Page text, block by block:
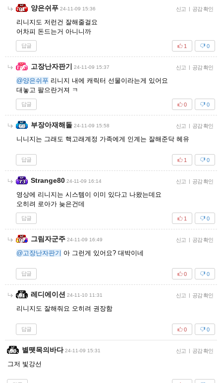
양은쉬푸 24-11-09 15:36 신고 | 공감 확인
리니지도 저런건 잘해줄걸요
어차피 돈드는거 아니니까
답글 0
1
고장난자판기 24-11-09 15:37 신고 | 공감 확인
@양은쉬푸 리니지 내에 캐릭터 선물이라는게 있어요
대놓고 팔으란거져 ㅋ
답글 0
0
부장아재해돌 24-11-09 15:58 신고 | 공감 확인
니니지는 그래도 핵고래계정 가족에게 인계는 잘해준닥 헤유
답글 0
1
Strange80 24-11-09 16:14 신고 | 공감 확인
영상에 리니지는 시스템이 이미 있다고 나왔는데요
오히려 로아가 늦은건데
답글 0
1
그림자군주 24-11-09 16:49 신고 | 공감 확인
@고장난자판기 아 그런게 있어요? 대박이네
답글 0
0
레디에이션 24-11-10 11:31 신고 | 공감 확인
리니지도 잘해줘요 오히려 권장함
답글 0
0
별뗏목의바다 24-11-09 15:31 신고 | 공감 확인
그저 빛강선